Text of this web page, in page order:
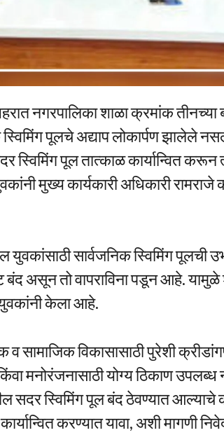
नगरपालिका शाळा क्रमांक तीनच्या
पूलचे अद्याप लोकार्पण झालेले
स्विमिंग पूल तात्काळ कार्यान्वित करून
मुख्य कार्यकारी अधिकारी रामराजे
युवकांसाठी सार्वजनिक स्विमिंग पूलची
बंद असून तो वापराविना पडून आहे.
युवकांनी केला आहे.
सामाजिक विकासासाठी पुरेशी
मनोरंजनासाठी योग्य ठिकाण उपलब्ध
स्विमिंग पूल बंद ठेवण्यात आल्याचे
करण्यात यावा, अशी मागणी